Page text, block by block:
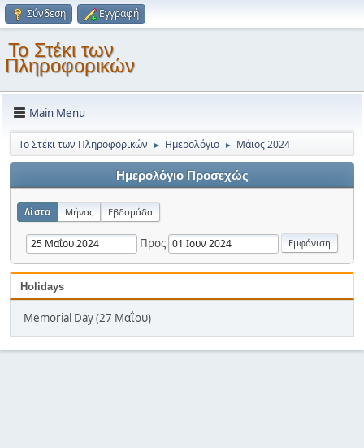
Σύνδεση Εγγραφή
Το Στέκι των
Πληροφορικών
Main Menu
Το Στέκι των Πληροφορικών ► Ημερολόγιο ► Μάιος 2024
Ημερολόγιο Προσεχώς
Λίστα Μήνας Εβδομάδα
Προς
Holidays
Memorial Day (27 Μαΐου)